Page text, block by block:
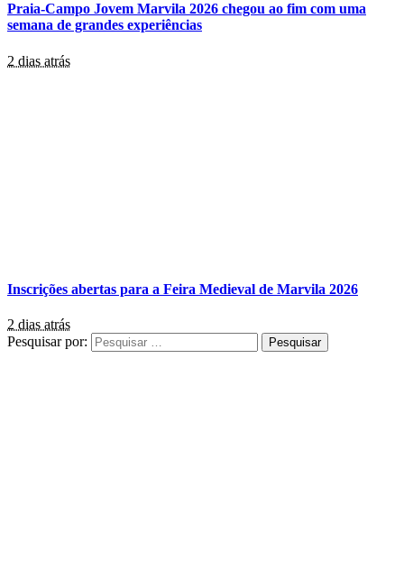
Praia-Campo Jovem Marvila 2026 chegou ao fim com uma
semana de grandes experiências
2 dias atrás
Inscrições abertas para a Feira Medieval de Marvila 2026
2 dias atrás
Pesquisar por: